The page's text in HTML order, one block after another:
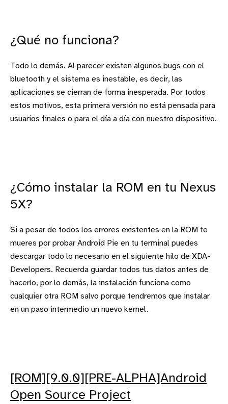
¿Qué no funciona?
Todo lo demás. Al parecer existen algunos bugs con el
bluetooth y el sistema es inestable, es decir, las
aplicaciones se cierran de forma inesperada. Por todos
estos motivos, esta primera versión no está pensada para
usuarios finales o para el día a día con nuestro dispositivo.
¿Cómo instalar la ROM en tu Nexus
5X?
Si a pesar de todos los errores existentes en la ROM te
mueres por probar Android Pie en tu terminal puedes
descargar todo lo necesario en el siguiente hilo de XDA-
Developers. Recuerda guardar todos tus datos antes de
hacerlo, por lo demás, la instalación funciona como
cualquier otra ROM salvo porque tendremos que instalar
en un paso intermedio un nuevo kernel.
[ROM][9.0.0][PRE-ALPHA]Android
Open Source Project